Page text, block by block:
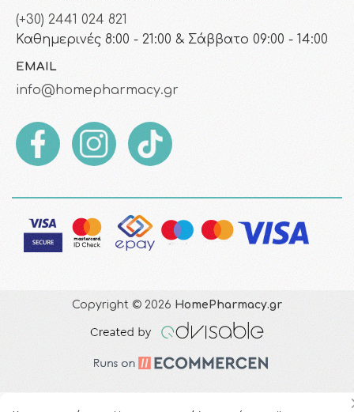
(+30) 2441 024 821
Καθημερινές 8:00 - 21:00 & Σάββατο 09:00 - 14:00
EMAIL
info@homepharmacy.gr
Copyright © 2026 HomePharmacy.gr